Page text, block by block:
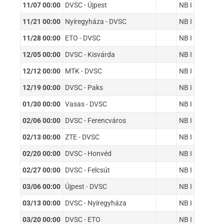
11/07 00:00 DVSC - Újpest NB I
11/21 00:00 Nyíregyháza - DVSC NB I
11/28 00:00 ETO - DVSC NB I
12/05 00:00 DVSC - Kisvárda NB I
12/12 00:00 MTK - DVSC NB I
12/19 00:00 DVSC - Paks NB I
01/30 00:00 Vasas - DVSC NB I
02/06 00:00 DVSC - Ferencváros NB I
02/13 00:00 ZTE - DVSC NB I
02/20 00:00 DVSC - Honvéd NB I
02/27 00:00 DVSC - Felcsút NB I
03/06 00:00 Újpest - DVSC NB I
03/13 00:00 DVSC - Nyíregyháza NB I
03/20 00:00 DVSC - ETO NB I